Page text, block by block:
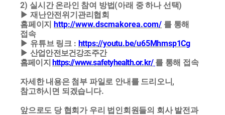
2) 실시간 온라인 참여 방법(아래 중 하나 선택)
▶ 재난안전위기관리협회
홈페이지 http://www.dscmakorea.com/ 를 통해
접속
▶ 유튜브 링크 : https://youtu.be/u65Mhmsp1Cg
▶ 산업안전보건강조주간
홈페이지 https://www.safetyhealth.or.kr/ 를 통해 접속
자세한 내용은 첨부 파일로 안내를 드리오니 ,
참고하시면 되겠습니다.
앞으로도 당 협회가 우리 법인회원들의 회사 발전과